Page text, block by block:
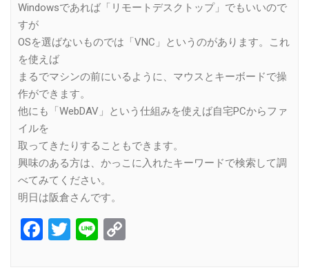
Windowsであれば「リモートデスクトップ」でもいいので
すが
OSを選ばないものでは「VNC」というのがあります。これ
を使えば
まるでマシンの前にいるように、マウスとキーボードで操
作ができます。
他にも「WebDAV」という仕組みを使えば自宅PCからファ
イルを
取ってきたりすることもできます。
興味のある方は、かっこに入れたキーワードで検索して調
べてみてください。
明日は阪倉さんです。
Facebook
Twitter
Line